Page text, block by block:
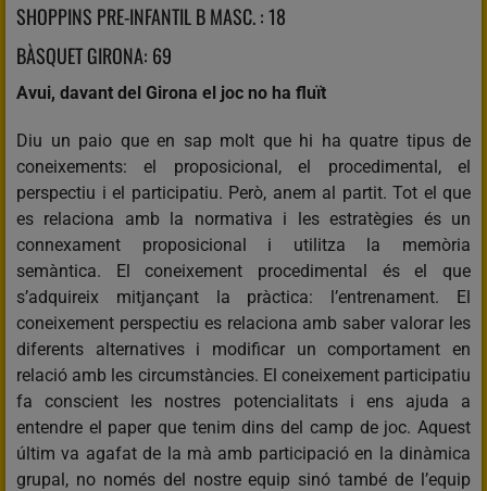
SHOPPINS PRE-INFANTIL B MASC. : 18
BÀSQUET GIRONA: 69
Avui, davant del Girona el joc no ha fluït
Diu un paio que en sap molt que hi ha quatre tipus de
coneixements: el proposicional, el procedimental, el
perspectiu i el participatiu. Però, anem al partit. Tot el que
es relaciona amb la normativa i les estratègies és un
connexament proposicional i utilitza la memòria
semàntica. El coneixement procedimental és el que
s’adquireix mitjançant la pràctica: l’entrenament. El
coneixement perspectiu es relaciona amb saber valorar les
diferents alternatives i modificar un comportament en
relació amb les circumstàncies. El coneixement participatiu
fa conscient les nostres potencialitats i ens ajuda a
entendre el paper que tenim dins del camp de joc. Aquest
últim va agafat de la mà amb participació en la dinàmica
grupal, no només del nostre equip sinó també de l’equip